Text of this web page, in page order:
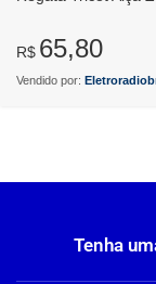
R$ 65,80
Vendido por:
Tenha